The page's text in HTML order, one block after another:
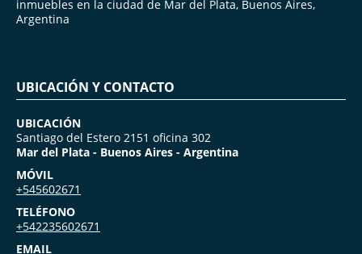
inmuebles en la ciudad de Mar del Plata, Buenos Aires,
Argentina
UBICACIÓN Y CONTACTO
UBICACIÓN
Santiago del Estero 2151 oficina 302
Mar del Plata - Buenos Aires - Argentina
MÓVIL
+545602671
TELÉFONO
+542235602671
EMAIL